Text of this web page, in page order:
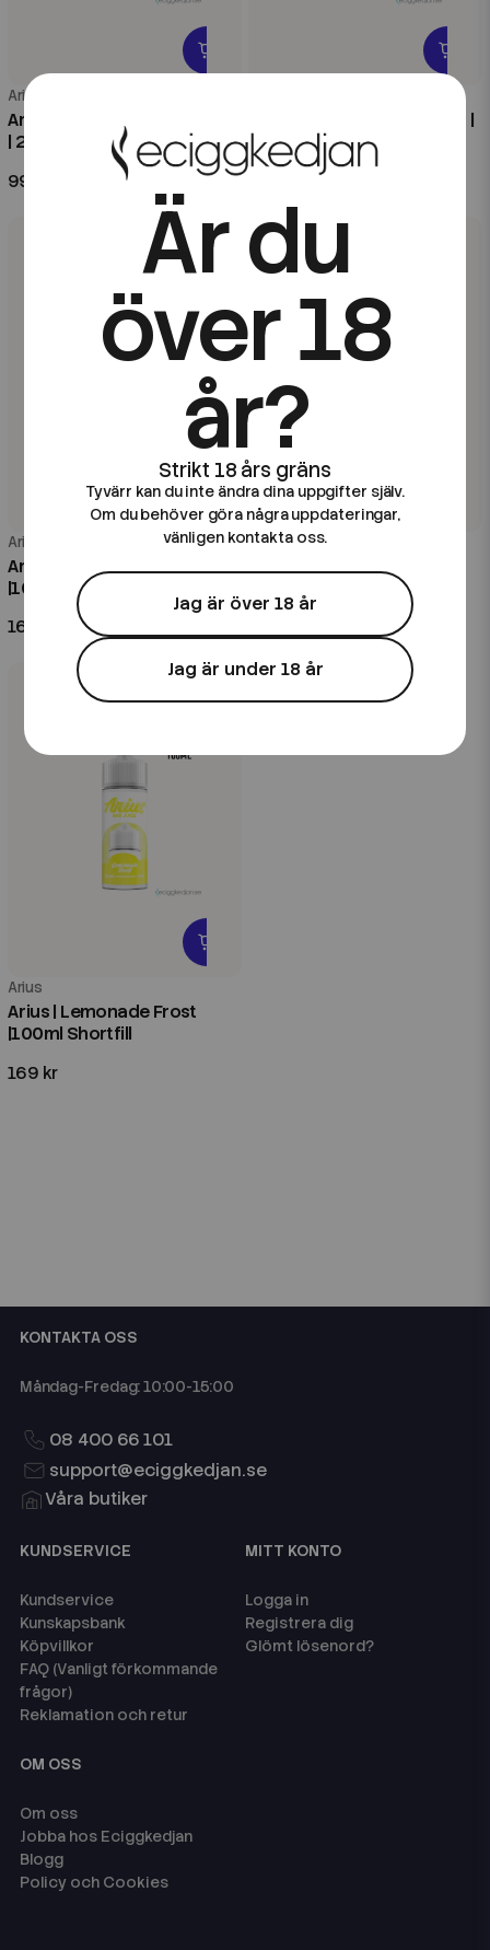
Arius
Arius | Strawberry Kiwi Frost
| 20ml Longfill
99 kr
Arius | Tropical Fruits Frost |
20ml Longfill
Arius
Arius | Melon Bubblegum
|100ml Shortfill
169 kr
Arius
Arius | Melon Kiwi | 100ml
Arius
Arius | Lemonade Frost
|100ml Shortfill
169 kr
Är du
över 18
år?
Tyvärr kan du inte ändra dina uppgifter själv.
Om du behöver göra några uppdateringar,
vänligen kontakta oss.
Jag är över 18 år
Jag är under 18 år
KONTAKTA OSS
Måndag-Fredag: 10:00-15:00
08 400 66 101
support@eciggkedjan.se
Våra butiker
KUNDSERVICE
Kundservice
Kunskapsbank
Köpvillkor
FAQ (Vanligt förkommande
frågor)
Reklamation och retur
MITT KONTO
Logga in
Registrera dig
Glömt lösenord?
OM OSS
Om oss
Jobba hos Eciggkedjan
Blogg
Policy och Cookies